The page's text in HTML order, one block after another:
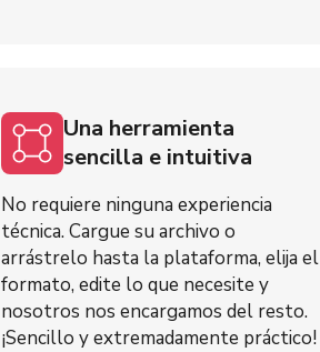
Una herramienta
sencilla e intuitiva
No requiere ninguna experiencia
técnica. Cargue su archivo o
arrástrelo hasta la plataforma, elija el
formato, edite lo que necesite y
nosotros nos encargamos del resto.
¡Sencillo y extremadamente práctico!